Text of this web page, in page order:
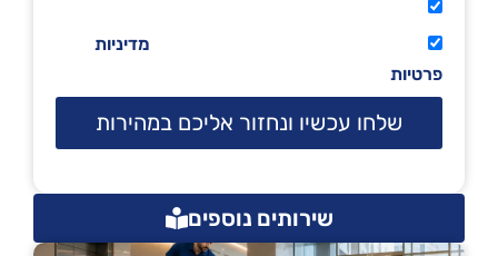
מדיניות
פרטיות
שלחו עכשיו ונחזור אליכם במהירות
שירותים נוספים